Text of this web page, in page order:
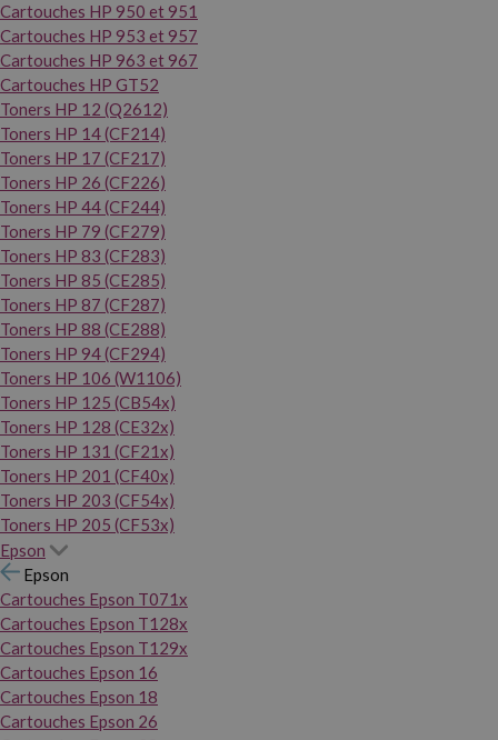
Cartouches HP 950 et 951
Cartouches HP 953 et 957
Cartouches HP 963 et 967
Cartouches HP GT52
Toners HP 12 (Q2612)
Toners HP 14 (CF214)
Toners HP 17 (CF217)
Toners HP 26 (CF226)
Toners HP 44 (CF244)
Toners HP 79 (CF279)
Toners HP 83 (CF283)
Toners HP 85 (CE285)
Toners HP 87 (CF287)
Toners HP 88 (CE288)
Toners HP 94 (CF294)
Toners HP 106 (W1106)
Toners HP 125 (CB54x)
Toners HP 128 (CE32x)
Toners HP 131 (CF21x)
Toners HP 201 (CF40x)
Toners HP 203 (CF54x)
Toners HP 205 (CF53x)
Epson
Epson
Cartouches Epson T071x
Cartouches Epson T128x
Cartouches Epson T129x
Cartouches Epson 16
Cartouches Epson 18
Cartouches Epson 26